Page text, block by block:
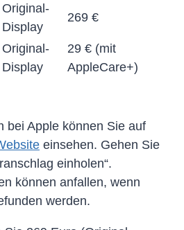
Original-
Display
269 €
Original-
Display
29 € (mit
AppleCare+)
bei Apple können Sie auf
einsehen. Gehen Sie
einholen“.
können anfallen, wenn
werden.